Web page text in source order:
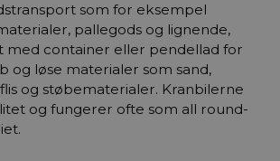
som for eksempel
pallegods og lignende,
med container eller pendellad for
og løse materialer som sand,
og støbematerialer. Kranbilerne
og fungerer ofte som all round-